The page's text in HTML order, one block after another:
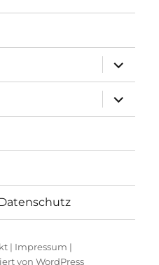
öffnen
öffnen
| Impressum |
von WordPress